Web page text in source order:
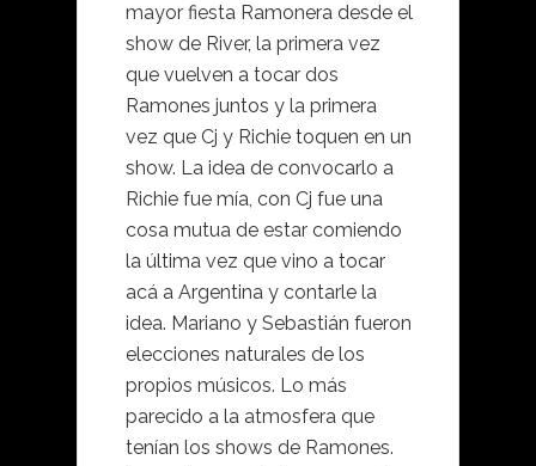
mayor fiesta Ramonera desde el
show de River, la primera vez
que vuelven a tocar dos
Ramones juntos y la primera
vez que Cj y Richie toquen en un
show. La idea de convocarlo a
Richie fue mía, con Cj fue una
cosa mutua de estar comiendo
la última vez que vino a tocar
acá a Argentina y contarle la
idea. Mariano y Sebastián fueron
elecciones naturales de los
propios músicos. Lo más
parecido a la atmosfera que
tenían los shows de Ramones.